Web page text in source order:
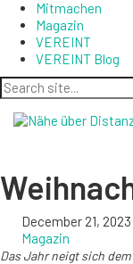
Mitmachen
Magazin
VEREINT
VEREINT Blog
December 21, 2023
Magazin
Das Jahr neigt sich